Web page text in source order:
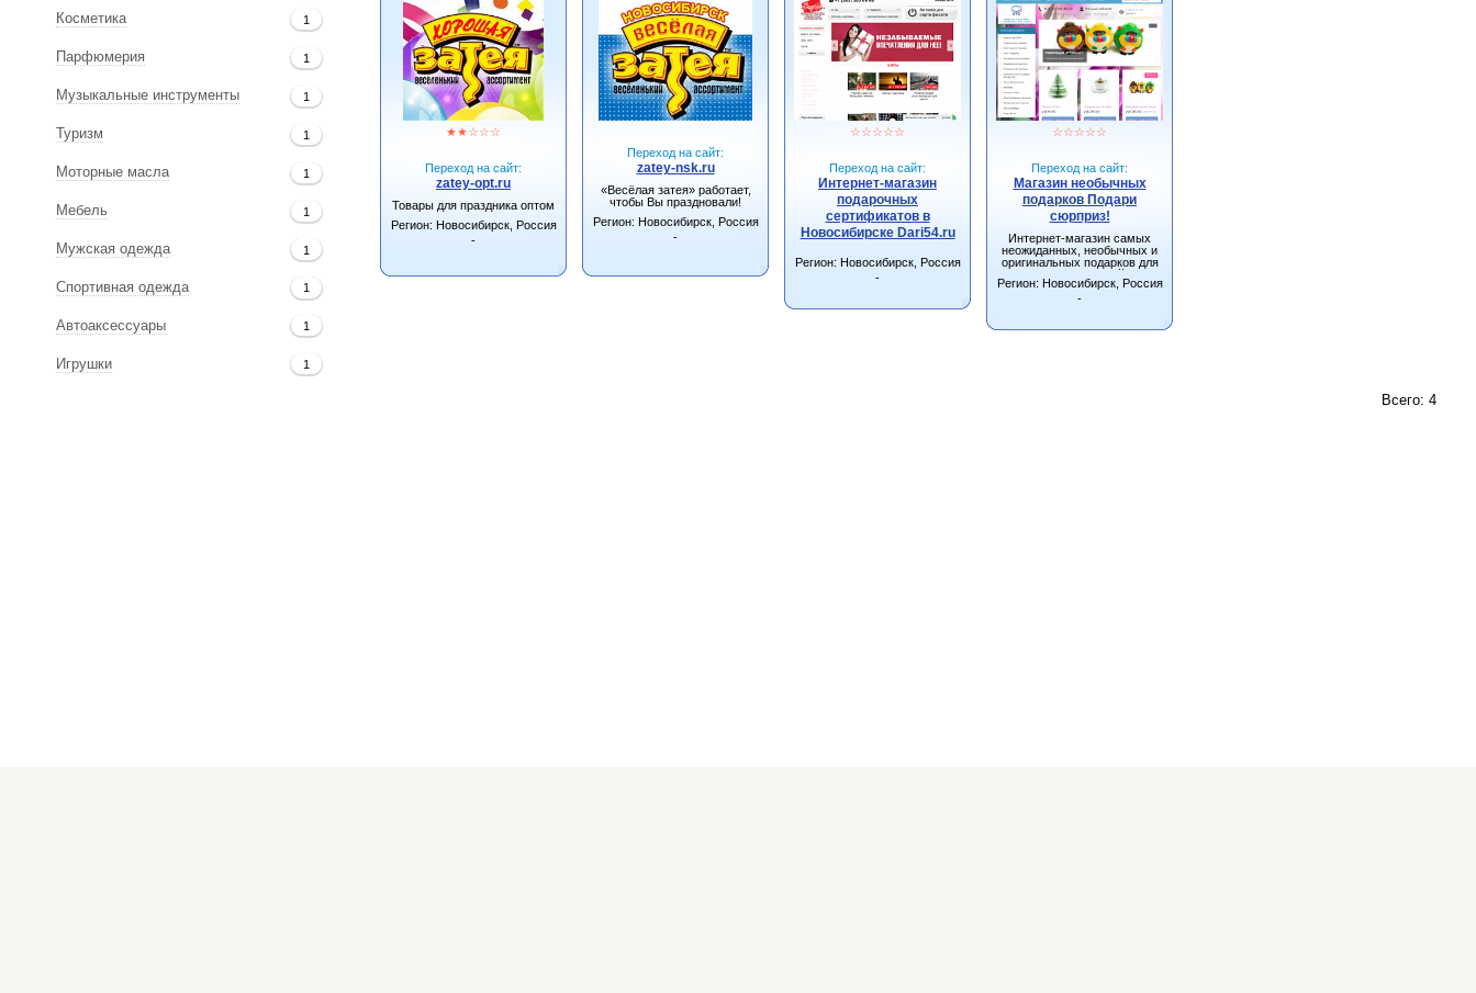
Косметика 1
Парфюмерия 1
Музыкальные инструменты 1
Туризм 1
Моторные масла 1
Мебель 1
Мужская одежда 1
Спортивная одежда 1
Автоаксессуары 1
Игрушки 1
★★☆☆☆
Переход на сайт:
zatey-opt.ru
Товары для праздника оптом
Регион: Новосибирск, Россия
-
Переход на сайт:
zatey-nsk.ru
«Весёлая затея» работает,
чтобы Вы праздновали!
Регион: Новосибирск, Россия
-
☆☆☆☆☆
Переход на сайт:
Интернет-магазин
подарочных
сертификатов в
Новосибирске Dari54.ru
Регион: Новосибирск, Россия
-
☆☆☆☆☆
Переход на сайт:
Магазин необычных
подарков Подари
сюрприз!
Интернет-магазин самых
неожиданных, необычных и
оригинальных подарков для
взрослых и детей в
Новосибирске с доставкой по
всей России.
Регион: Новосибирск, Россия
-
Всего: 4